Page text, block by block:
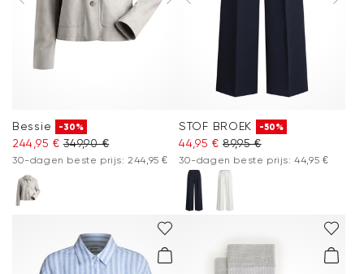
Bessie -30%
244,95 € 349,90 €
30-dagen beste prijs: 244,95 €
STOF BROEK -50%
44,95 € 89,95 €
30-dagen beste prijs: 44,95 €